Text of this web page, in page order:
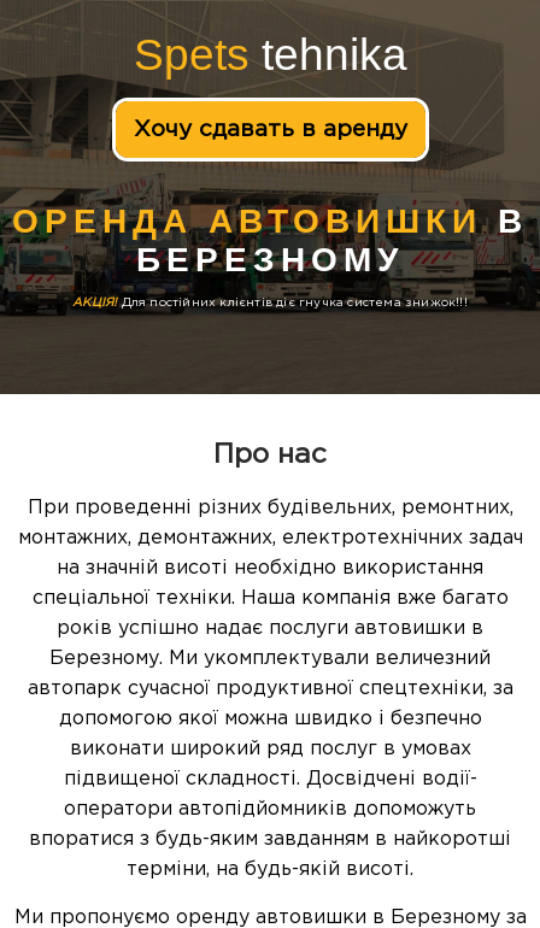
Spetstehnika
Хочу сдавать в аренду
ОРЕНДА АВТОВИШКИВ
БЕРЕЗНОМУ
АКЦІЯ!Для постійних клієнтів діє гнучка система знижок!!!
Про нас
При проведенні різних будівельних, ремонтних,
монтажних, демонтажних, електротехнічних задач
на значній висоті необхідно використання
спеціальної техніки. Наша компанія вже багато
років успішно надає послуги автовишки в
Березному. Ми укомплектували величезний
автопарк сучасної продуктивної спецтехніки, за
допомогою якої можна швидко і безпечно
виконати широкий ряд послуг в умовах
підвищеної складності. Досвідчені водії-
оператори автопідйомників допоможуть
впоратися з будь-яким завданням в найкоротші
терміни, на будь-якій висоті.
Ми пропонуємо оренду автовишки в Березному за